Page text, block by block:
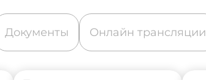
Документы Онлайн трансляции